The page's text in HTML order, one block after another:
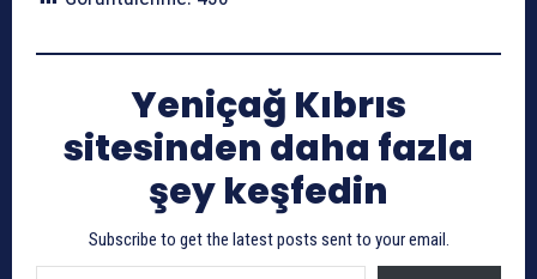
Yeniçağ Kıbrıs
sitesinden daha fazla
şey keşfedin
Subscribe to get the latest posts sent to your email.
E-postanızı yazın…